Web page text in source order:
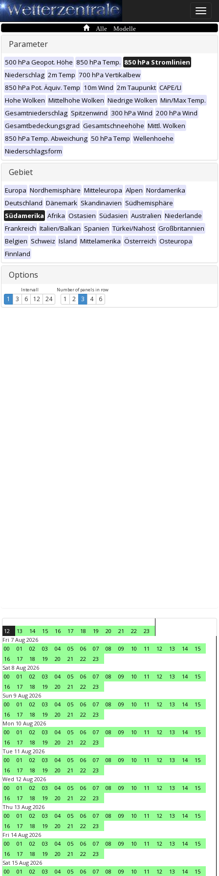
Toggle
Alle Modelle
Parameter
500 hPa Geopot. Höhe 850 hPa Temp. 850 hPa Stromlinien
Niederschlag 2m Temp 700 hPa Vertikalbew
850 hPa Pot. Äquiv. Temp 10m Wind 2m Taupunkt CAPE/LI
Hohe Wolken Mittelhohe Wolken Niedrige Wolken Min/Max Temp.
Gesamtniederschlag Spitzenwind 300 hPa Wind 200 hPa Wind
Gesamtbedeckungsgrad Gesamtschneehöhe Mittl. Wolken
850 hPa Temp. Abweichung 50 hPa Temp Wellenhoehe
Niederschlagsform
Gebiet
Europa Nordhemisphäre Mitteleuropa Alpen Nordamerika
Deutschland Dänemark Skandinavien Südhemisphäre
Südamerika Afrika Ostasien Südasien Australien Niederlande
Frankreich Italien/Balkan Spanien Türkei/Nahost Großbritannien
Belgien Schweiz Island Mittelamerika Österreich Osteuropa
Finnland
Options
Intervall
1 3 6 12 24
Number of panels in row
1 2 3 4 6
12 13 14 15 16 17 18 19 20 21 22
23
Fri 7 Aug 2026
00
01 02 03 04 05 06 07 08 09 10 11 12 13 14
15
16
17 18 19 20 21 22
23
Sat 8 Aug 2026
00
01 02 03 04 05 06 07 08 09 10 11 12 13 14
15
16
17 18 19 20 21 22
23
Sun 9 Aug 2026
00
01 02 03 04 05 06 07 08 09 10 11 12 13 14
15
16
17 18 19 20 21 22
23
Mon 10 Aug 2026
00
01 02 03 04 05 06 07 08 09 10 11 12 13 14
15
16
17 18 19 20 21 22
23
Tue 11 Aug 2026
00
01 02 03 04 05 06 07 08 09 10 11 12 13 14
15
16
17 18 19 20 21 22
23
Wed 12 Aug 2026
00
01 02 03 04 05 06 07 08 09 10 11 12 13 14
15
16
17 18 19 20 21 22
23
Thu 13 Aug 2026
00
01 02 03 04 05 06 07 08 09 10 11 12 13 14
15
16
17 18 19 20 21 22
23
Fri 14 Aug 2026
00
01 02 03 04 05 06 07 08 09 10 11 12 13 14
15
16
17 18 19 20 21 22
23
Sat 15 Aug 2026
00
01 02 03 04 05 06 07 08 09 10 11 12 13 14 15